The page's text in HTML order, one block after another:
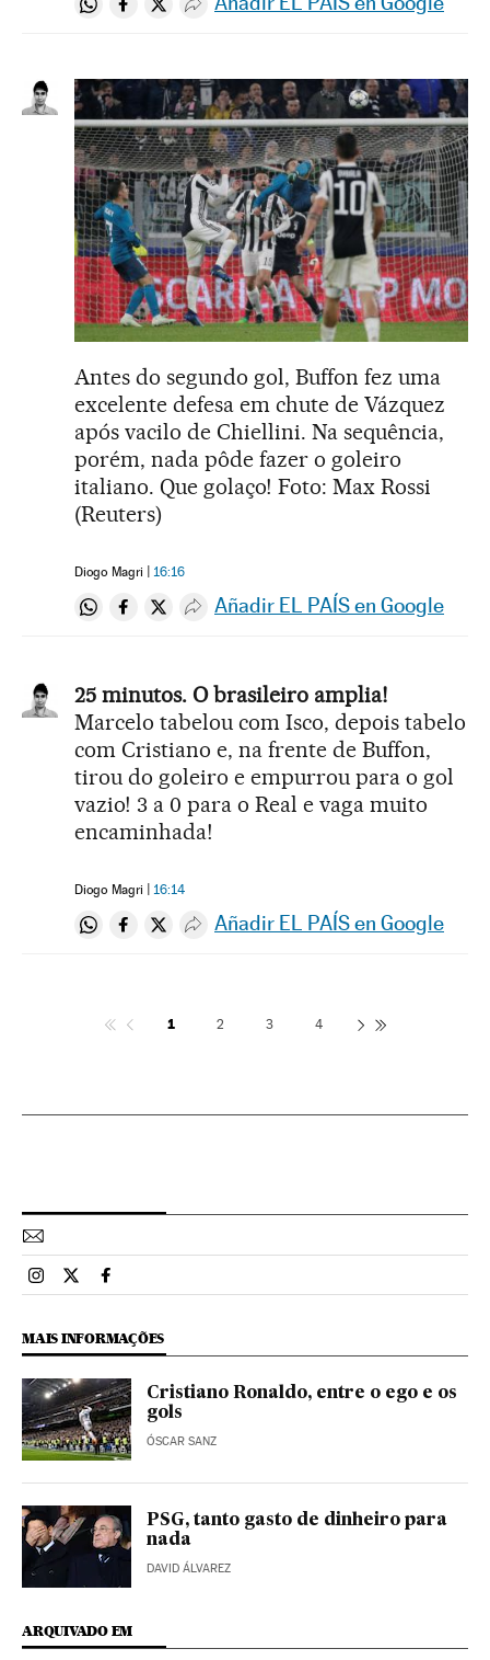
Compartir en Whatsapp
Compartir en Facebook
Compartir en Twitter
Desplegar Redes Sociales
Antes do segundo gol, Buffon fez uma
excelente defesa em chute de Vázquez
após vacilo de Chiellini. Na sequência,
porém, nada pôde fazer o goleiro
italiano. Que golaço! Foto: Max Rossi
(Reuters)
Diogo Magri 16:16
Compartir en Whatsapp
Compartir en Facebook
Compartir en Twitter
Desplegar Redes Sociales
Añadir EL PAÍS en Google
25 minutos. O brasileiro amplia!
Marcelo tabelou com Isco, depois tabelo
com Cristiano e, na frente de Buffon,
tirou do goleiro e empurrou para o gol
vazio! 3 a 0 para o Real e vaga muito
encaminhada!
Diogo Magri 16:14
Compartir en Whatsapp
Compartir en Facebook
Compartir en Twitter
Desplegar Redes Sociales
Añadir EL PAÍS en Google
1 2 3 4
Esportes El País Brasil en Instagram
Esportes El País Brasil en Twitter
Esportes El País Brasil en Facebook
MAIS INFORMAÇÕES
Cristiano Ronaldo, entre o ego e os
gols
ÓSCAR SANZ
PSG, tanto gasto de dinheiro para
nada
DAVID ÁLVAREZ
ARQUIVADO EM